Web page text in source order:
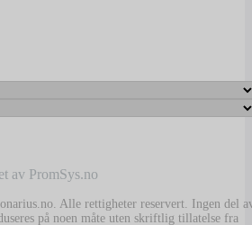
av PromSys.no
Alle rettigheter reservert. Ingen del
på noen måte uten skriftlig tillatelse fra